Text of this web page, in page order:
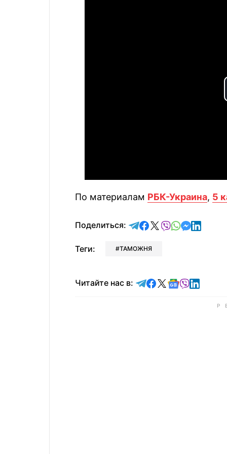
По материалам РБК-Украина, 5
Поделиться: отправить в Telegram
поделиться в
поделиться в X
отправить в
отправить
Теги: ТАМОЖНЯ
Читайте нас в: Читайте в Telegram
Читайте в
Читайте в X
Читайте в
Читайте